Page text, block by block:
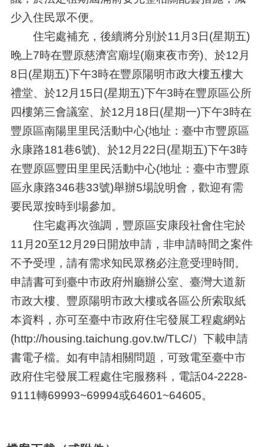
少入住民眾不便。
住宅處補充，後續將分別於11月3日(星期五)
晚上7時在豐原慈濟宮廟埕(廟東夜市旁)、於12月
8日(星期五)下午3時在豐原陽明市政大樓五樓大
禮堂、於12月15日(星期五)下午3時在豐原區公所
四樓第三會議室、於12月18日(星期一)下午3時在
豐原區南陽里里民活動中心(地址：臺中市豐原區
永康路181巷6號)、於12月22日(星期五)下午3時
在豐原區豐田里里民活動中心(地址：臺中市豐原
區永康路346巷33號)舉辦5場說明會，歡迎有需
要民眾按時到場參加。
住宅處再次強調，豐原區安康段社會住宅於
11月20至12月29日開放申請，非申請時間之案件
不予受理，請有需求知民眾務必注意受理時間。
申請書可到臺中市政府州廳辦公室、臺灣大道新
市政大樓、豐原陽明市政大樓或各區公所索取紙
本資料，亦可至臺中市政府住宅發展工程處網站
(http://housing.taichung.gov.tw/TLC/）下載申請
書電子檔。如有申請相關問題，可致電至臺中市
政府住宅發展工程處住宅服務科，電話04-2228-
9111轉69993~69994或64601~64605。